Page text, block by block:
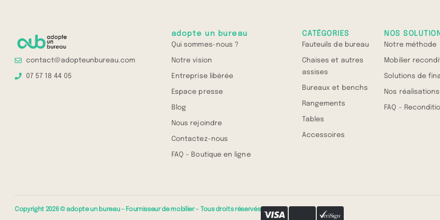
contact@adopteunbureau.com
07 57 18 44 05
adopte un bureau
Qui sommes-nous ?
Notre vision
Entreprise libérée
Espace presse
Blog
Nous rejoindre
Contactez-nous
FAQ – Boutique en ligne
CATÉGORIES
Fauteuils de bureau
Chaises et autres
assises
Bureaux et benchs
Rangements
Tables
Accessoires
NOS
Notre méthode
Mobilier
Solutions de
Nos réalisations
FAQ -
Copyright 2026 © adopte un bureau – Fournisseur de mobilier – Tous droits réservés